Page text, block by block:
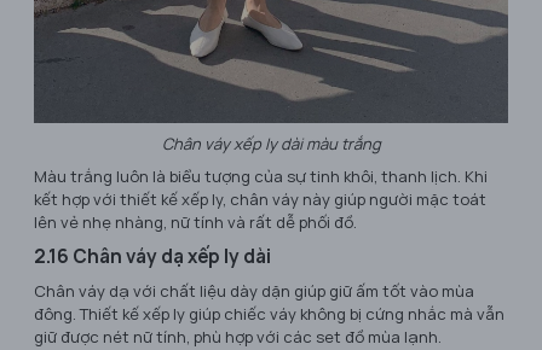
Chân váy xếp ly dài màu trắng
Màu trắng luôn là biểu tượng của sự tinh khôi, thanh lịch. Khi
kết hợp với thiết kế xếp ly, chân váy này giúp người mặc toát
lên vẻ nhẹ nhàng, nữ tính và rất dễ phối đồ.
2.16 Chân váy dạ xếp ly dài
Chân váy dạ với chất liệu dày dặn giúp giữ ấm tốt vào mùa
đông. Thiết kế xếp ly giúp chiếc váy không bị cứng nhắc mà vẫn
giữ được nét nữ tính, phù hợp với các set đồ mùa lạnh.